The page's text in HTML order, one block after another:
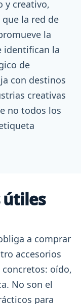
y creativo,
la red de
la
identifican la
de
con destinos
creativas
no todos los
útiles
a comprar
accesorios
oído,
No son el
para